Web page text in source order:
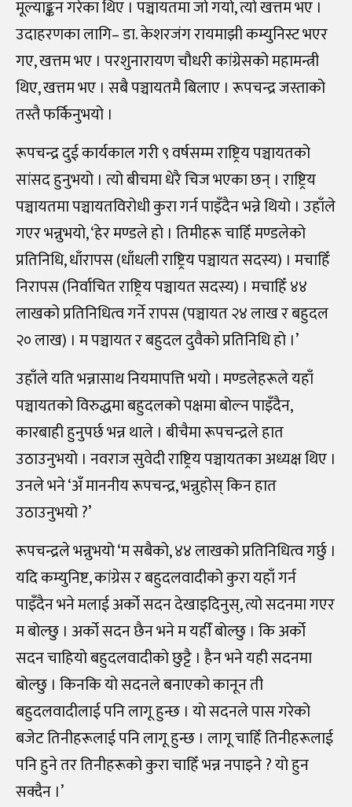
मूल्याङ्कन गरेका थिए । पञ्चायतमा जो गयो, त्यो खत्तम भए ।
उदाहरणका लागि– डा. केशरजंग रायमाझी कम्युनिस्ट भएर
गए, खत्तम भए । परशुनारायण चौधरी कांग्रेसको महामन्त्री
थिए, खत्तम भए । सबै पञ्चायतमै बिलाए । रूपचन्द्र जस्ताको
तस्तै फर्किनुभयो ।
रूपचन्द्र दुई कार्यकाल गरी ९ वर्षसम्म राष्ट्रिय पञ्चायतको
सांसद हुनुभयो । त्यो बीचमा धेरै चिज भएका छन् । राष्ट्रिय
पञ्चायतमा पञ्चायतविरोधी कुरा गर्न पाइँदैन भन्ने थियो । उहाँले
गएर भन्नुभयो, ‘हेर मण्डले हो । तिमीहरू चाहिँ मण्डलेको
प्रतिनिधि, धाँरापस (धाँधली राष्ट्रिय पञ्चायत सदस्य) । मचाहिँ
निरापस (निर्वाचित राष्ट्रिय पञ्चायत सदस्य) । मचाहिँ ४४
लाखको प्रतिनिधित्व गर्ने रापस (पञ्चायत २४ लाख र बहुदल
२० लाख) । म पञ्चायत र बहुदल दुवैको प्रतिनिधि हो ।’
उहाँले यति भन्नासाथ नियमापत्ति भयो । मण्डलेहरूले यहाँ
पञ्चायतको विरुद्धमा बहुदलको पक्षमा बोल्न पाइँदैन,
कारबाही हुनुपर्छ भन्न थाले । बीचैमा रूपचन्द्रले हात
उठाउनुभयो । नवराज सुवेदी राष्ट्रिय पञ्चायतका अध्यक्ष थिए ।
उनले भने ‘अँ माननीय रूपचन्द्र, भन्नुहोस् किन हात
उठाउनुभयो ?’
रूपचन्द्रले भन्नुभयो ‘म सबैको, ४४ लाखको प्रतिनिधित्व गर्छु ।
यदि कम्युनिष्ट, कांग्रेस र बहुदलवादीको कुरा यहाँ गर्न
पाइँदैन भने मलाई अर्को सदन देखाइदिनुस्, त्यो सदनमा गएर
म बोल्छु । अर्को सदन छैन भने म यहीँ बोल्छु । कि अर्को
सदन चाहियो बहुदलवादीको छुट्टै । हैन भने यही सदनमा
बोल्छु । किनकि यो सदनले बनाएको कानून ती
बहुदलवादीलाई पनि लागू हुन्छ । यो सदनले पास गरेको
बजेट तिनीहरूलाई पनि लागू हुन्छ । लागू चाहिँ तिनीहरूलाई
पनि हुने तर तिनीहरूको कुरा चाहिँ भन्न नपाइने ? यो हुन
सक्दैन ।’